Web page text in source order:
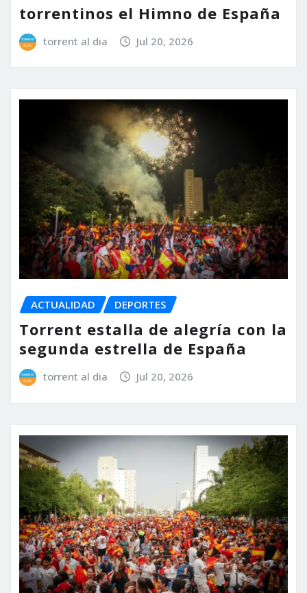
torrentinos el Himno de España
torrent al dia Jul 20, 2026
ACTUALIDAD DEPORTES
Torrent estalla de alegría con la
segunda estrella de España
torrent al dia Jul 20, 2026